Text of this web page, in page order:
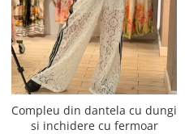
Compleu din dantela cu dungi
si inchidere cu fermoar